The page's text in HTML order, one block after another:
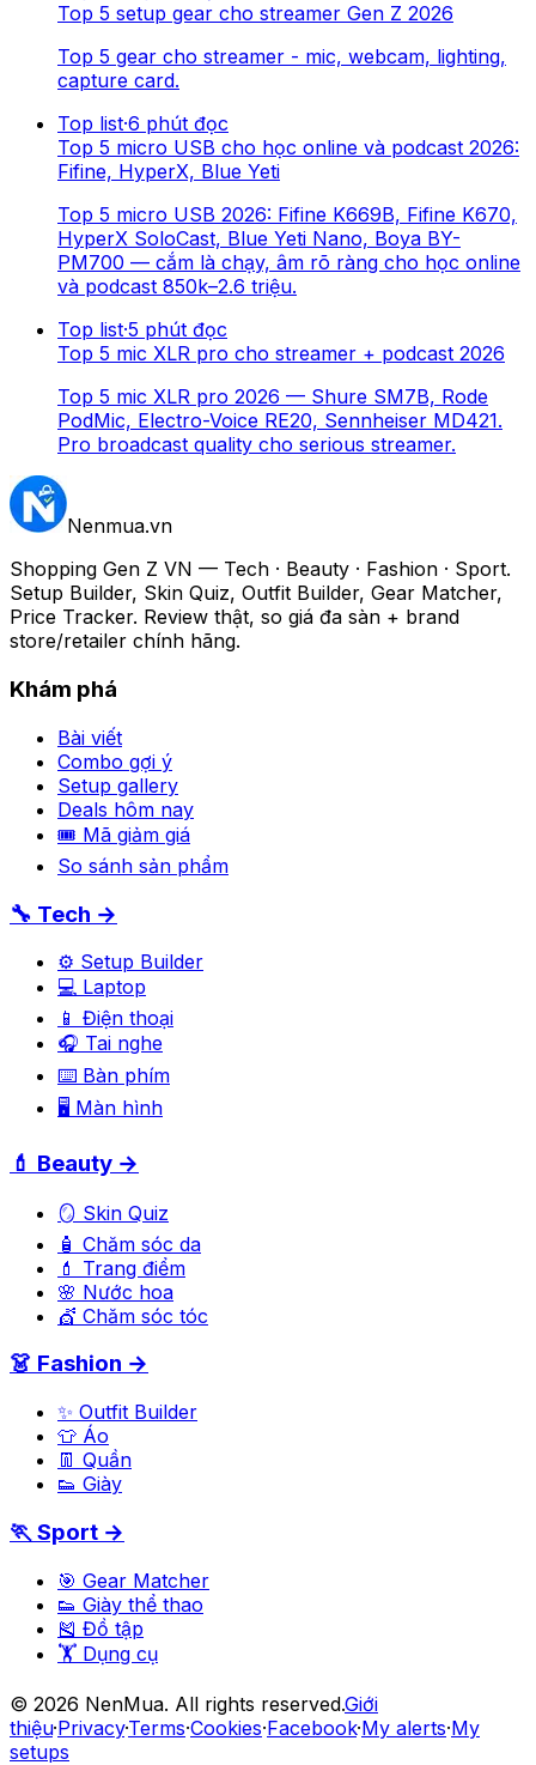
Top 5 setup gear cho streamer Gen Z 2026
Top 5 gear cho streamer - mic, webcam, lighting,
capture card.
Top list·6 phút đọc
Top 5 micro USB cho học online và podcast 2026:
Fifine, HyperX, Blue Yeti
Top 5 micro USB 2026: Fifine K669B, Fifine K670,
HyperX SoloCast, Blue Yeti Nano, Boya BY-
PM700 — cắm là chạy, âm rõ ràng cho học online
và podcast 850k–2.6 triệu.
Top list·5 phút đọc
Top 5 mic XLR pro cho streamer + podcast 2026
Top 5 mic XLR pro 2026 — Shure SM7B, Rode
PodMic, Electro-Voice RE20, Sennheiser MD421.
Pro broadcast quality cho serious streamer.
Nenmua.vn
Shopping Gen Z VN — Tech · Beauty · Fashion · Sport.
Setup Builder, Skin Quiz, Outfit Builder, Gear Matcher,
Price Tracker. Review thật, so giá đa sàn + brand
store/retailer chính hãng.
Khám phá
Bài viết
Combo gợi ý
Setup gallery
Deals hôm nay
🎟 Mã giảm giá
So sánh sản phẩm
🔧 Tech →
⚙️ Setup Builder
💻 Laptop
📱 Điện thoại
🎧 Tai nghe
⌨️ Bàn phím
🖥️ Màn hình
💄 Beauty →
🪞 Skin Quiz
🧴 Chăm sóc da
💄 Trang điểm
🌸 Nước hoa
💇 Chăm sóc tóc
👗 Fashion →
✨ Outfit Builder
👕 Áo
👖 Quần
👟 Giày
🏃 Sport →
🎯 Gear Matcher
👟 Giày thể thao
🎽 Đồ tập
🏋️ Dụng cụ
© 2026 NenMua. All rights reserved.Giới
thiệu·Privacy·Terms·Cookies·Facebook·My alerts·My
setups